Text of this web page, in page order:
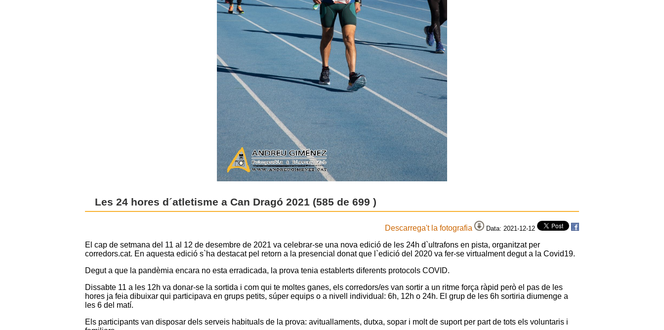
Les 24 hores d´atletisme a Can Dragó 2021 (585 de 699 )
Descarrega't la fotografia Data: 2021-12-12
El cap de setmana del 11 al 12 de desembre de 2021 va celebrar-se una nova edició de les 24h d`ultrafons en pista, organitzat per
corredors.cat. En aquesta edició s`ha destacat pel retorn a la presencial donat que l`edició del 2020 va fer-se virtualment degut a la Covid19.
Degut a que la pandèmia encara no esta erradicada, la prova tenia establerts diferents protocols COVID.
Dissabte 11 a les 12h va donar-se la sortida i com qui te moltes ganes, els corredors/es van sortir a un ritme força ràpid però el pas de les
hores ja feia dibuixar qui participava en grups petits, súper equips o a nivell individual: 6h, 12h o 24h. El grup de les 6h sortiria diumenge a
les 6 del matí.
Els participants van disposar dels serveis habituals de la prova: avituallaments, dutxa, sopar i molt de suport per part de tots els voluntaris i